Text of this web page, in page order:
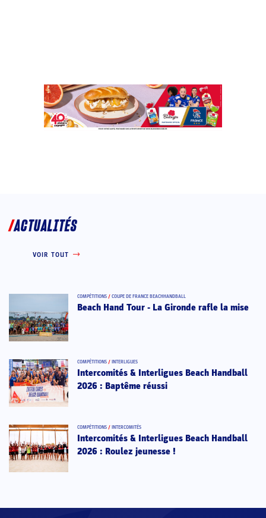
ACTUALITÉS
VOIR TOUT
COMPÉTITIONS / COUPE DE FRANCE BEACHHANDBALL
Beach Hand Tour - La Gironde rafle la mise
COMPÉTITIONS / INTERLIGUES
Intercomités & Interligues Beach Handball
2026 : Baptême réussi
COMPÉTITIONS / INTERCOMITÉS
Intercomités & Interligues Beach Handball
2026 : Roulez jeunesse !